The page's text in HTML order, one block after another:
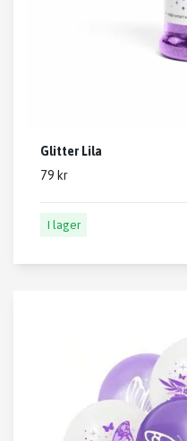
Glitter Lila
79 kr
I lager